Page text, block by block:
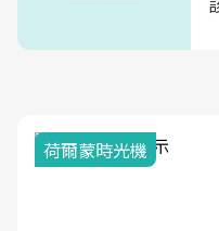
荷爾蒙時光機